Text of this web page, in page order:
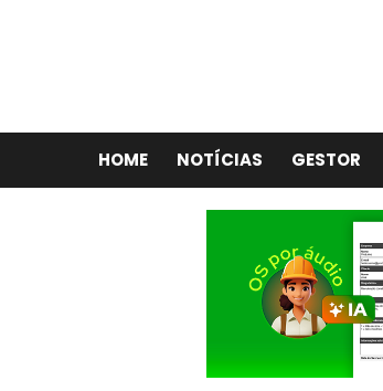
HOME NOTÍCIAS GESTOR